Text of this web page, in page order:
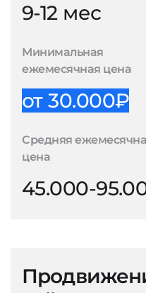
9-12 мес
Минимальная
ежемесячная цена
от 30.000₽
Средняя
цена
45.000-